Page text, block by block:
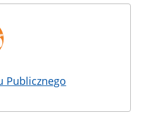
Publicznego